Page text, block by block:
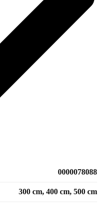
0000078088
300 cm, 400 cm, 500 cm